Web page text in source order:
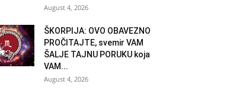
August 4, 2026
ŠKORPIJA: OVO OBAVEZNO
PROČITAJTE, svemir VAM
ŠALJE TAJNU PORUKU koja
VAM...
August 4, 2026